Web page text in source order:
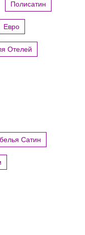
Полисатин
Евро
Отелей
Сатин